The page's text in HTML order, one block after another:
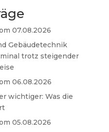
07.08.2026
Gebäudetechnik
trotz steigender
06.08.2026
wichtiger: Was die
05.08.2026